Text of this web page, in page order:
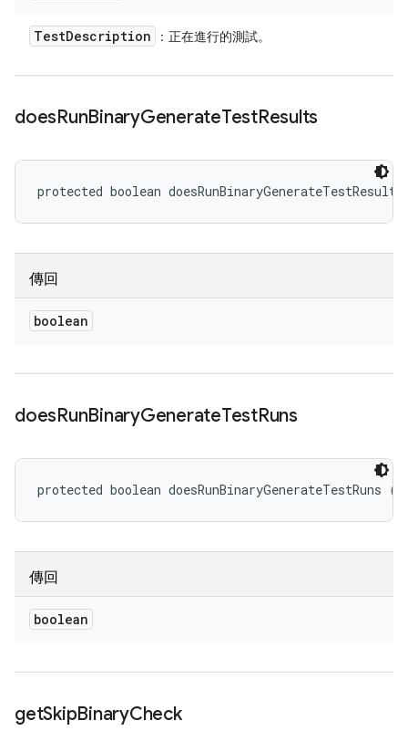
TestDescription ：正在進行的測試。
doesRunBinaryGenerateTestResults
protected boolean
傳回
boolean
doesRunBinaryGenerateTestRuns
protected boolean doesRunBinaryGenerateTestRuns ()
傳回
boolean
getSkipBinaryCheck